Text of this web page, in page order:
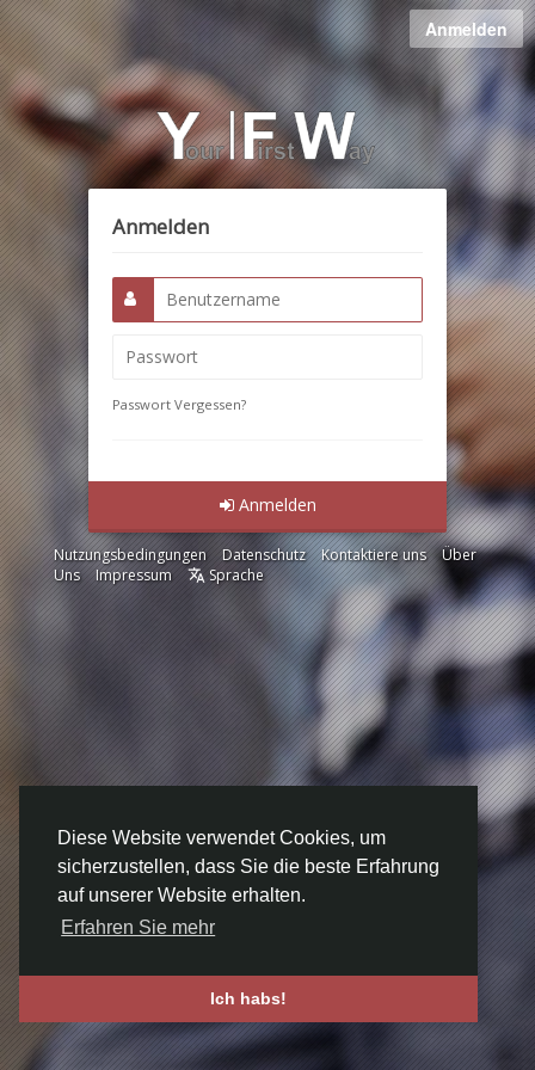
Diese Website verwendet Cookies, um
sicherzustellen, dass Sie die beste Erfahrung
auf unserer Website erhalten.
Erfahren Sie mehr
Ich habs!
Anmelden
Anmelden
Passwort Vergessen?
Anmelden
Nutzungsbedingungen Datenschutz Kontaktiere uns
Über
Uns
Impressum Sprache